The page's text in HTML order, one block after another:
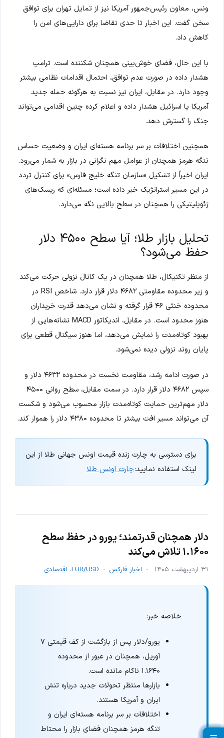
ونس، معاون رئیس‌جمهور آمریکا نیز از تمایل تهران برای توافق
سخن گفت. این اخبار تا حدی تقاضا برای دارایی‌های امن را
کاهش داد.
با این حال، فضای خوش‌بینی همچنان شکننده است. ترامپ
هشدار داده در صورت عدم توافق، احتمال اقدامات نظامی بیشتر
وجود دارد. در مقابل، ایران نیز نسبت به هرگونه حمله جدید
آمریکا یا اسرائیل هشدار داده و اعلام کرده چنین اقدامی می‌تواند
جنگ را گسترش دهد.
همچنین اختلافات بر سر برنامه هسته‌ای ایران و وضعیت حساس
تنگه هرمز همچنان از عوامل مهم نگرانی در بازار به شمار می‌رود.
ایران اخیراً از تشکیل «سازمان تنگه خلیج فارس» برای کنترل تردد
در این مسیر استراتژیک خبر داده است؛ مسئله‌ای که ریسک‌های
ژئوپلیتیکی را همچنان در سطح بالایی نگه می‌دارد.
تحلیل بازار طلا؛ آیا سطح ۴۵۰۰ دلار
حفظ می‌شود؟
از منظر تکنیکال، طلا همچنان در یک کانال نزولی حرکت می‌کند
و زیر محدوده مقاومتی ۴۶۸۲ دلار قرار دارد. شاخص RSI در
محدوده خنثی ۴۶ قرار گرفته و نشان می‌دهد قدرت خریداران
هنوز محدود است. در مقابل، اندیکاتور MACD نشانه‌هایی از
بهبود کوتاه‌مدت را نمایش می‌دهد، اما هنوز سیگنال قطعی برای
پایان روند نزولی دیده نمی‌شود.
در صورت ادامه رشد، مقاومت نخست در محدوده ۴۶۳۲ دلار و
سپس ۴۶۸۲ دلار قرار دارد. در سمت مقابل، سطح روانی ۴۵۰۰
دلار مهم‌ترین حمایت کوتاه‌مدت بازار محسوب می‌شود و شکست
آن می‌تواند مسیر افت بیشتر تا محدوده ۴۳۸۰ دلار را هموار کند.
برای دسترسی به چارت زنده قیمت اونس جهانی طلا از این
لینک استفاده نمایید:چارت اونس طلا
دلار همچنان قدرتمند؛ یورو در حفظ سطح
۱.۱۶۰۰ تلاش می‌کند
۳۱ اردیبهشت ۱۴۰۵ اخبار فارکس EUR/USD، اقتصادی
خلاصه خبر:
یورو/دلار پس از بازگشت از کف قیمتی ۷
آوریل، همچنان در عبور از محدوده
۱.۱۶۴۰ ناکام مانده است.
بازارها منتظر تحولات جدید درباره تنش
ایران و آمریکا هستند.
اختلافات بر سر برنامه هسته‌ای ایران و
تنگه هرمز همچنان فضای بازار را محتاط